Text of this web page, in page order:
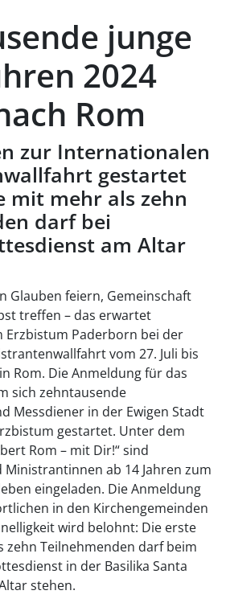
junge
2024
Rom
zur Internationalen
gestartet
mit mehr als zehn
darf bei
am Altar
Glauben feiern, Gemeinschaft
treffen – das erwartet
Erzbistum Paderborn bei der
vom 27. Juli bis
Rom. Die Anmeldung für das
sich zehntausende
Messdiener in der Ewigen Stadt
gestartet. Unter dem
Rom – mit Dir!“ sind
ab 14 Jahren zum
eingeladen. Die Anmeldung
in den Kirchengemeinden
wird belohnt: Die erste
zehn Teilnehmenden darf beim
in der Basilika Santa
stehen.